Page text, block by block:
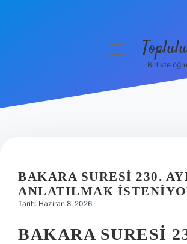
Hakkımızda
menüyü
Birlikte
BAKARA SURESI 230.
ANLATILMAK
Tarih: Haziran 8, 2026
BAKARA SURESI